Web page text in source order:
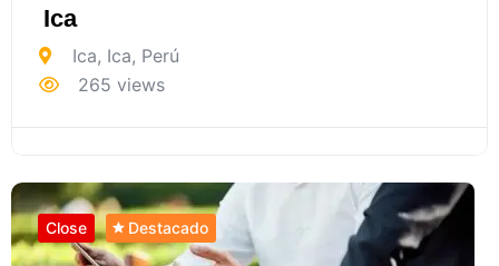
Ica
Ica, Ica, Perú
265 views
Close Destacado